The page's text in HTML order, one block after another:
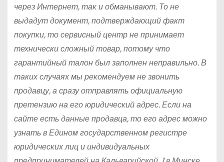
через Интернет, так и обманывают. То не
выдадут документ, подтверждающий факт
покупки, то сервисный центр не принимает
технически сложный товар, потому что
гарантийный талон был заполнен неправильно. В
таких случаях мы рекомендуем не звонить
продавцу, а сразу отправлять официальную
претензию на его юридический адрес. Если на
сайте есть данные продавца, то его адрес можно
узнать в Едином государственном регистре
юридических лиц и индивидуальных